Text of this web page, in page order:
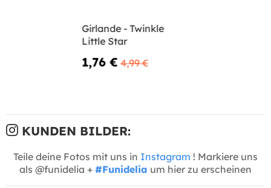
Girlande - Twinkle
Little Star
1,76 € 4,99 €
KUNDEN BILDER:
Teile deine Fotos mit uns in Instagram ! Markiere uns
als @funidelia + #Funidelia um hier zu erscheinen